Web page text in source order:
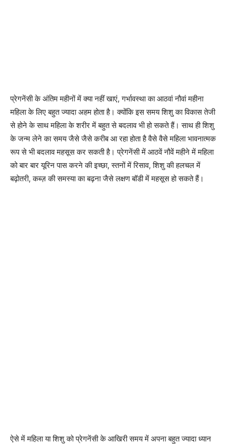
प्रेगनेंसी के अंतिम महीनों में क्या नहीं खाएं, गर्भावस्था का आठवां नौवां महीना
महिला के लिए बहुत ज्यादा अहम होता है। क्योंकि इस समय शिशु का विकास तेजी
से होने के साथ महिला के शरीर में बहुत से बदलाव भी हो सकते हैं। साथ ही शिशु
के जन्म लेने का समय जैसे जैसे करीब आ रहा होता है वैसे वैसे महिला भावनात्मक
रूप से भी बदलाव महसूस कर सकती है। प्रेगनेंसी में आठवें नौवें महीने में महिला
को बार बार यूरिन पास करने की इच्छा, स्तनों में रिसाव, शिशु की हलचल में
बढ़ोतरी, कब्ज़ की समस्या का बढ़ना जैसे लक्षण बॉडी में महसूस हो सकते हैं।
ऐसे में महिला या शिशु को प्रेगनेंसी के आखिरी समय में अपना बहुत ज्यादा ध्यान